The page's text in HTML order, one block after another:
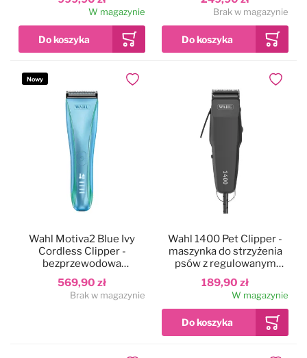
bezszczotkowym i
ostrzem nr10 (1,5mm)
W magazynie Brak w magazynie
Nowy
569,90 zł
Wahl Motiva2 Blue Ivy
Cordless Clipper -
bezprzewodowa
maszynka do strzyżenia
psa, niebieska
Brak w magazynie
Dodaj do ulubionych
189,90 zł
Wahl 1400 Pet Clipper -
maszynka do strzyżenia
psów z regulowanym
ostrzem, do użytku
domowego
W magazynie
Dodaj